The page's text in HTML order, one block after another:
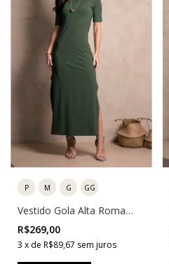
P M G GG
Vestido Gola Alta Roma
Verde
R$269,00
3 x de R$89,67 sem juros